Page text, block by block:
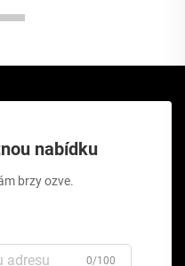
nabídku
brzy ozve.
0/100